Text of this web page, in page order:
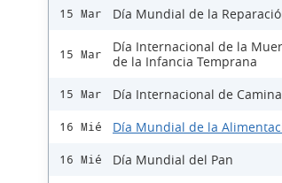
15 Mar Día Mundial de la
15 Mar
Día Internacional de la
de la Infancia Temprana
15 Mar Día Internacional de
16 Mié Día Mundial de la
16 Mié Día Mundial del Pan